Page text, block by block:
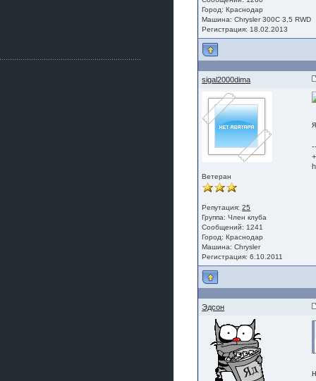
Город: Краснодар
Машина: Chrysler 300C 3,5 RWD
Регистрация: 18.02.2013
sigal2000dima
Ветеран
Репутация:25
Группа:Член клуба
Сообщений: 1241
Город: Краснодар
Машина: Chrysler
Регистрация: 6.10.2011
Эдсон